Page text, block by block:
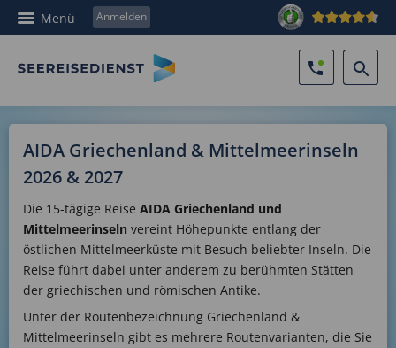
Menü Anmelden
AIDA Griechenland & Mittelmeerinseln
2026 & 2027
Die 15-tägige Reise AIDA Griechenland und
Mittelmeerinseln vereint Höhepunkte entlang der
östlichen Mittelmeerküste mit Besuch beliebter Inseln. Die
Reise führt dabei unter anderem zu berühmten Stätten
der griechischen und römischen Antike.
Unter der Routenbezeichnung Griechenland &
Mittelmeerinseln gibt es mehrere Routenvarianten, die Sie